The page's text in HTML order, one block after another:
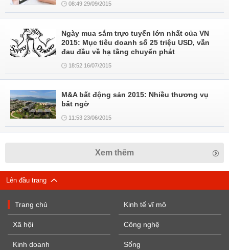
08:49 29/09/2015
Ngày mua sắm trực tuyến lớn nhất của VN
2015: Mục tiêu doanh số 25 triệu USD, vẫn
đau đầu về hạ tầng chuyển phát
18:52 16/07/2015
M&A bất động sản 2015: Nhiều thương vụ
bất ngờ
11:53 23/06/2015
Xem thêm
Lên đầu trang
Trang chủ
Xã hội
Kinh doanh
Kinh tế vĩ mô
Công nghệ
Sống